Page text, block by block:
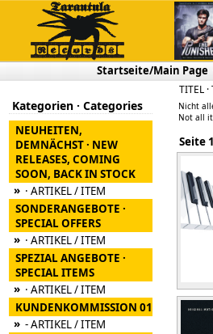
Startseite/Main Page
Kategorien · Categories
NEUHEITEN,
DEMNÄCHST · NEW
RELEASES, COMING
SOON, BACK IN STOCK
» · ARTIKEL / ITEM
SONDERANGEBOTE ·
SPECIAL OFFERS
» · ARTIKEL / ITEM
SPEZIAL ANGEBOTE ·
SPECIAL ITEMS
» · ARTIKEL / ITEM
KUNDENKOMMISSION 01
» - ARTIKEL / ITEM
TITEL ·
Nicht
Not all